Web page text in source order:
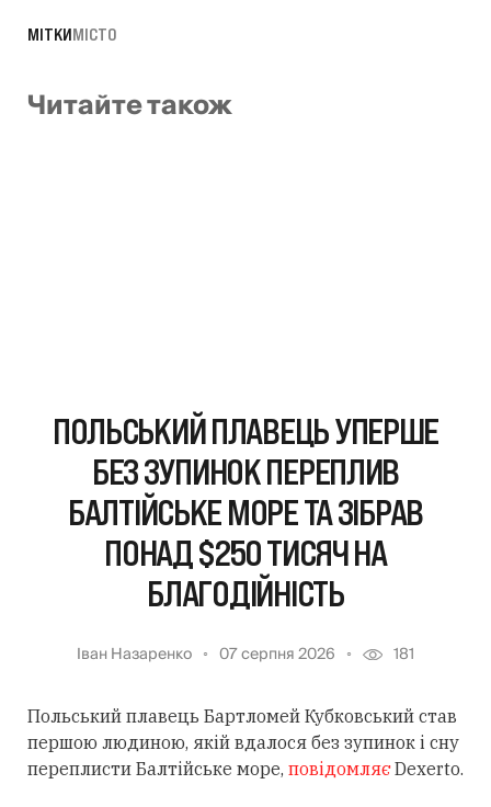
МІТКИМІСТО
Читайте також
ПОЛЬСЬКИЙ ПЛАВЕЦЬ УПЕРШЕ
БЕЗ ЗУПИНОК ПЕРЕПЛИВ
БАЛТІЙСЬКЕ МОРЕ ТА ЗІБРАВ
ПОНАД $250 ТИСЯЧ НА
БЛАГОДІЙНІСТЬ
Іван Назаренко 07 серпня 2026 181
Польський плавець Бартломей Кубковський став
першою людиною, якій вдалося без зупинок і сну
переплисти Балтійське море, повідомляєDexerto.